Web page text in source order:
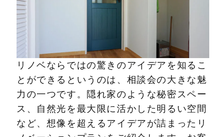
リノベならではの驚きのアイデアを知るこ
とができるというのは、相談会の大きな魅
力の一つです。隠れ家のような秘密スペー
ス、自然光を最大限に活かした明るい空間
など、想像を超えるアイデアが詰まったリ